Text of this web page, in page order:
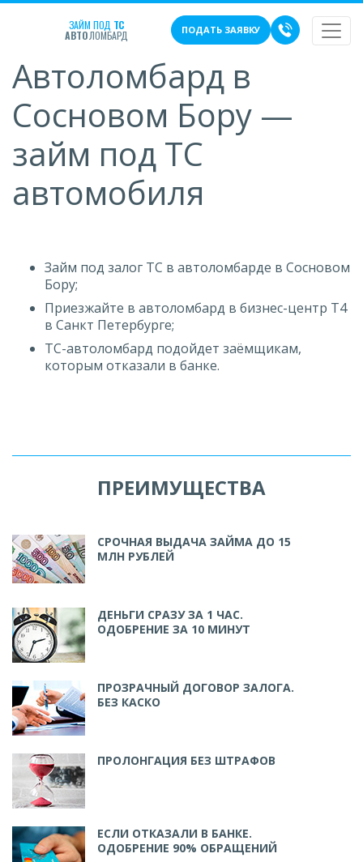
ЗАЙМ ПОД ТС
АВТОЛОМБАРД ПОДАТЬ ЗАЯВКУ
Автоломбард в
Сосновом Бору —
займ под ТС
автомобиля
Займ под залог ТС в автоломбарде в Сосновом
Бору;
Приезжайте в автоломбард в бизнес-центр Т4
в Санкт Петербурге;
ТС-автоломбард подойдет заёмщикам,
которым отказали в банке.
ПРЕИМУЩЕСТВА
СРОЧНАЯ ВЫДАЧА ЗАЙМА ДО 15
МЛН РУБЛЕЙ
ДЕНЬГИ СРАЗУ ЗА 1 ЧАС.
ОДОБРЕНИЕ ЗА 10 МИНУТ
ПРОЗРАЧНЫЙ ДОГОВОР ЗАЛОГА.
БЕЗ КАСКО
ПРОЛОНГАЦИЯ БЕЗ ШТРАФОВ
ЕСЛИ ОТКАЗАЛИ В БАНКЕ.
ОДОБРЕНИЕ 90% ОБРАЩЕНИЙ